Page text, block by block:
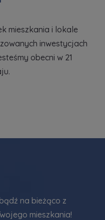
mieszkania i lokale
inwestycjach
obecni w 21
na bieżąco z
mieszkania!